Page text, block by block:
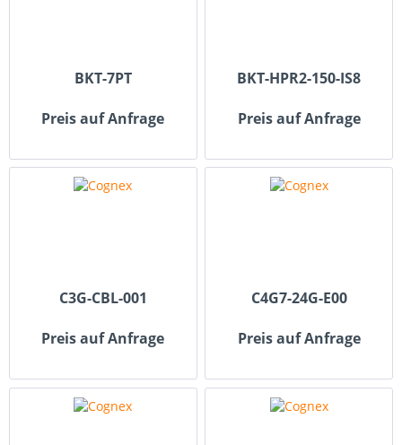
BKT-7PT
Preis auf Anfrage
BKT-HPR2-150-IS8
Preis auf Anfrage
C3G-CBL-001
Preis auf Anfrage
C4G7-24G-E00
Preis auf Anfrage